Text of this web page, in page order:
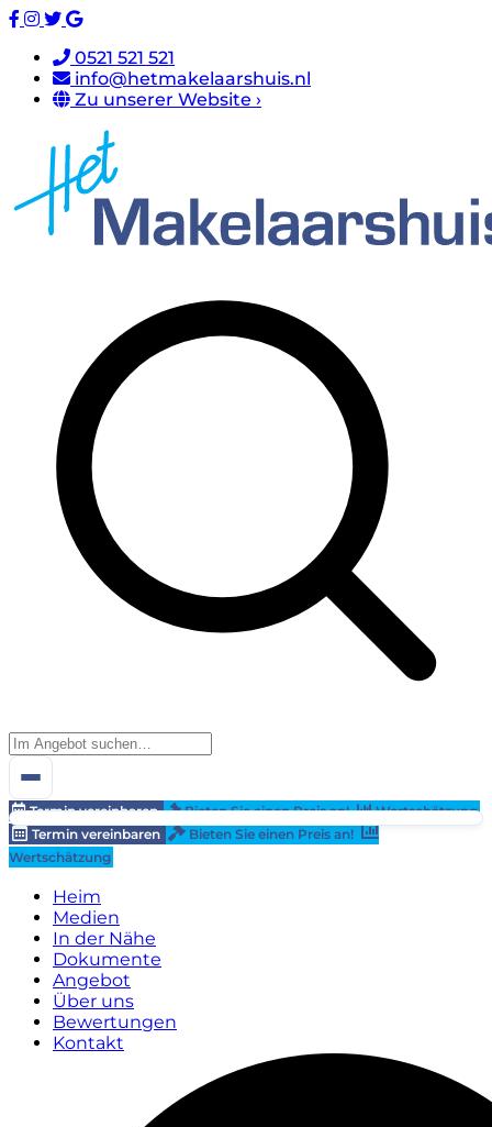
0521 521 521
info@hetmakelaarshuis.nl
Zu unserer Website ›
Termin vereinbaren Bieten Sie einen Preis an!
Wertschätzung
Termin vereinbaren
Bieten Sie einen Preis an!
Wertschätzung
Heim
Medien
In der Nähe
Dokumente
Angebot
Über uns
Bewertungen
Kontakt